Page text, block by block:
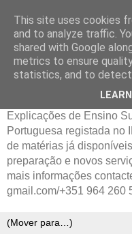
Explicações de Ensino
Portuguesa registada no
de matérias já
preparação e novos
mais informações
gmail.com/+351 964 260
This site uses cookies
and to analyze traffic.
shared with Google
metrics to ensure
statistics, and to detect